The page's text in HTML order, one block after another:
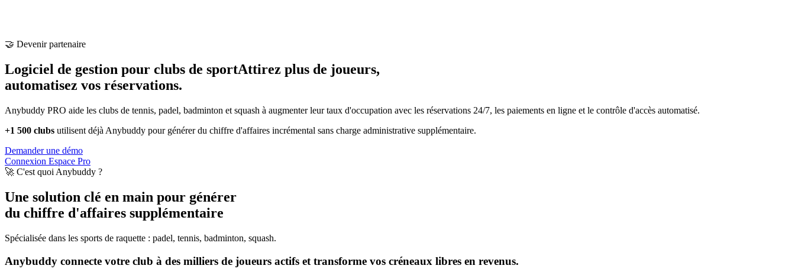
🤝 Devenir partenaire
Logiciel de gestion pour clubs de sportAttirez plus de joueurs,
automatisez vos réservations.
Anybuddy PRO aide les clubs de tennis, padel, badminton et squash à augmenter leur taux d'occupation avec les réservations 24/7, les paiements en ligne et le contrôle d'accès automatisé.
+1 500 clubs utilisent déjà Anybuddy pour générer du chiffre d'affaires incrémental sans charge administrative supplémentaire.
Demander une démo
Connexion Espace Pro
🚀 C'est quoi Anybuddy ?
Une solution clé en main pour générer
du chiffre d'affaires supplémentaire
Spécialisée dans les sports de raquette : padel, tennis, badminton, squash.
Anybuddy connecte votre club à des milliers de joueurs actifs et transforme vos créneaux libres en revenus.